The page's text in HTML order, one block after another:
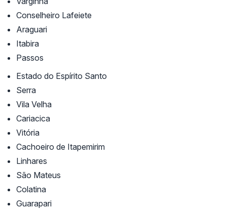
Conselheiro Lafeiete
Araguari
Itabira
Passos
Estado do Espírito Santo
Serra
Vila Velha
Cariacica
Vitória
Cachoeiro de Itapemirim
Linhares
São Mateus
Colatina
Guarapari